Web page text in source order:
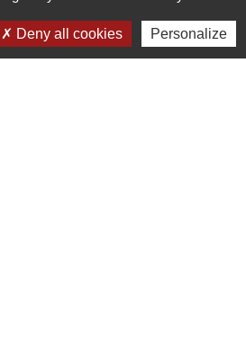
5 63 75 71 17
par formulaire
Deny all cookies Personalize